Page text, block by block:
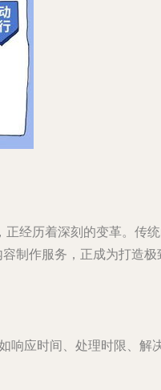
经历着深刻的变革。传
制作服务，正成为打造
响应时间、处理时限、解